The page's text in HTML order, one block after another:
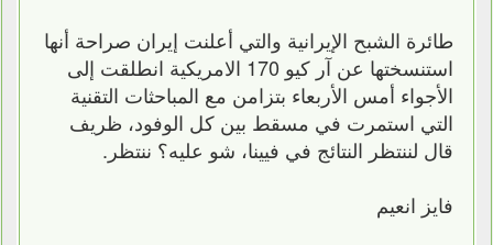
طائرة الشبح الإيرانية والتي أعلنت إيران صراحة أنها
استنسختها عن آر كيو 170 الامريكية انطلقت إلى
الأجواء أمس الأربعاء بتزامن مع المباحثات التقنية
التي استمرت في مسقط بين كل الوفود، ظريف
قال لننتظر النتائج في فيينا، شو عليه؟ ننتظر.
فايز انعيم